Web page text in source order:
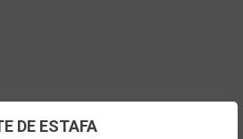
DE ESTAFA